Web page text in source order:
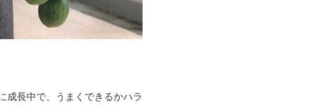
成長中で、うまくできるかハラ